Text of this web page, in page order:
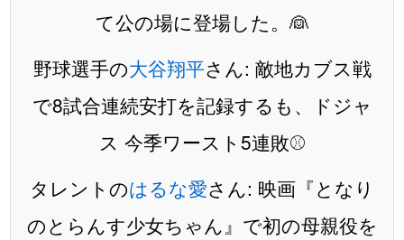
て公の場に登場した。👰
野球選手の大谷翔平さん: 敵地カブス戦
で8試合連続安打を記録するも、ドジャ
ス 今季ワースト5連敗⚾️
タレントのはるな愛さん: 映画『となり
のとらんす少女ちゃん』で初の母親役を